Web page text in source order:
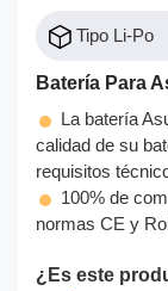
Tipo Li-Po
Batería Para
La batería
calidad de su
requisitos
100% de
normas CE y
¿Es este